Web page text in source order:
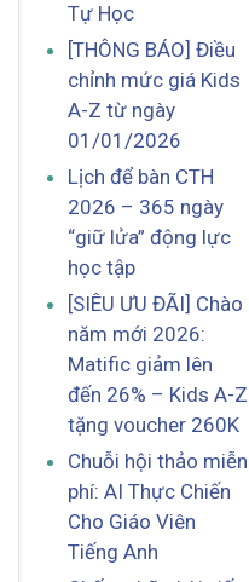
Tự Học
[THÔNG BÁO] Điều
chỉnh mức giá Kids
A-Z từ ngày
01/01/2026
Lịch để bàn CTH
2026 – 365 ngày
“giữ lửa” động lực
học tập
[SIÊU ƯU ĐÃI] Chào
năm mới 2026:
Matific giảm lên
đến 26% – Kids A-Z
tặng voucher 260K
Chuỗi hội thảo miễn
phí: AI Thực Chiến
Cho Giáo Viên
Tiếng Anh